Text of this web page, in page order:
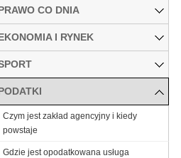
CO DNIA
I RYNEK
Czym jest zakład agencyjny i kiedy
powstaje
Gdzie jest opodatkowana usługa